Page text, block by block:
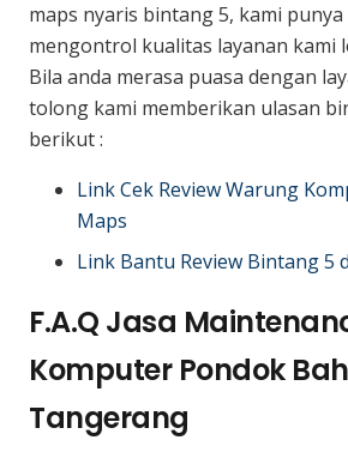
maps nyaris bintang 5, kami
mengontrol kualitas layanan kami
Bila anda merasa puasa dengan
tolong kami memberikan ulasan
berikut :
Link Cek Review Warung
Maps
Link Bantu Review Bintang 5
F.A.Q Jasa
Komputer Pondok
Tangerang